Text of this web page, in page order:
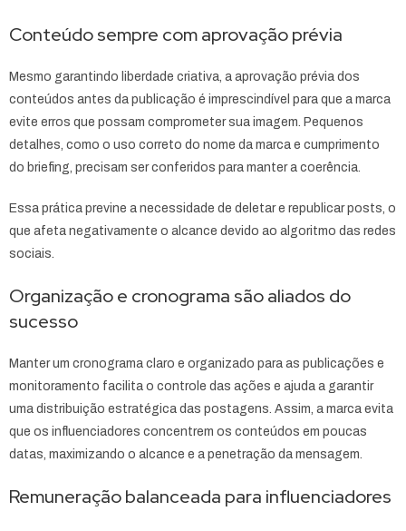
Conteúdo sempre com aprovação prévia
Mesmo garantindo liberdade criativa, a aprovação prévia dos
conteúdos antes da publicação é imprescindível para que a marca
evite erros que possam comprometer sua imagem. Pequenos
detalhes, como o uso correto do nome da marca e cumprimento
do briefing, precisam ser conferidos para manter a coerência.
Essa prática previne a necessidade de deletar e republicar posts, o
que afeta negativamente o alcance devido ao algoritmo das redes
sociais.
Organização e cronograma são aliados do
sucesso
Manter um cronograma claro e organizado para as publicações e
monitoramento facilita o controle das ações e ajuda a garantir
uma distribuição estratégica das postagens. Assim, a marca evita
que os influenciadores concentrem os conteúdos em poucas
datas, maximizando o alcance e a penetração da mensagem.
Remuneração balanceada para influenciadores